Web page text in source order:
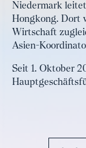
Niedermark
Hongkong. Dort
Wirtschaft
Asien-
Seit 1. Oktober